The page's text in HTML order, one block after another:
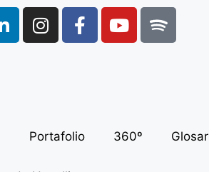
Portafolio 360º